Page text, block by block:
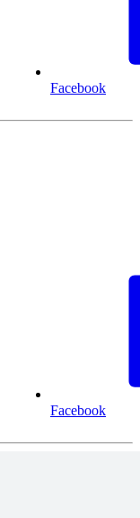
Facebook
Facebook